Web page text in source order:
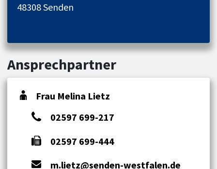
48308 Senden
Ansprechpartner
Frau Melina Lietz
02597 699-217
02597 699-444
m.lietz@senden-westfalen.de